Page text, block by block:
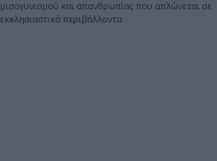
μισογυνισμού και απανθρωπίας που απλώνεται σε
εκκλησιαστικά περιβάλλοντα.